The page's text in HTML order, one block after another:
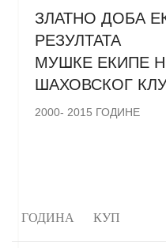
ЗЛАТНО ДОБА
РЕЗУЛТАТА
МУШКЕ ЕКИПЕ
ШАХОВСКОГ
2000- 2015 ГОДИНЕ
ГОДИНА КУП